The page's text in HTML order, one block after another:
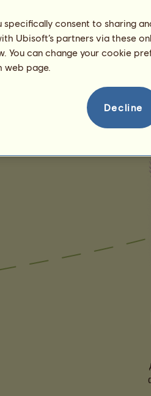
consent to sharing
Ubisoft’s partners via these
You can change your cookie
web page.
Decline